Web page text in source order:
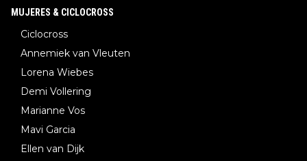
MUJERES & CICLOCROSS
Ciclocross
Annemiek van Vleuten
Lorena Wiebes
Demi Vollering
Marianne Vos
Mavi Garcia
Ellen van Dijk